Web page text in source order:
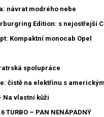
návrat modrého nebe
Edition: s nejostřejší
Kompaktní monocab Opel
spolupráce
čistě na elektřinu s
Na vlastní kůži
TURBO – PAN NENÁPADNÝ